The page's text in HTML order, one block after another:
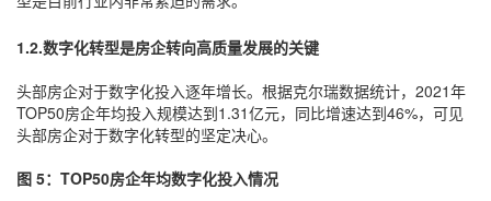
1.2.数字化转型是房企转向高质量发展的关键
头部房企对于数字化投入逐年增长。根据克尔瑞数据统计，2021年
TOP50房企年均投入规模达到1.31亿元，同比增速达到46%，可见
头部房企对于数字化转型的坚定决心。
图 5：TOP50房企年均数字化投入情况